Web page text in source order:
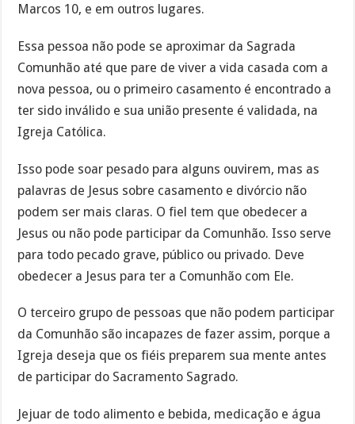
Marcos 10, e em outros lugares.
Essa pessoa não pode se aproximar da Sagrada
Comunhão até que pare de viver a vida casada com a
nova pessoa, ou o primeiro casamento é encontrado a
ter sido inválido e sua união presente é validada, na
Igreja Católica.
Isso pode soar pesado para alguns ouvirem, mas as
palavras de Jesus sobre casamento e divórcio não
podem ser mais claras. O fiel tem que obedecer a
Jesus ou não pode participar da Comunhão. Isso serve
para todo pecado grave, público ou privado. Deve
obedecer a Jesus para ter a Comunhão com Ele.
O terceiro grupo de pessoas que não podem participar
da Comunhão são incapazes de fazer assim, porque a
Igreja deseja que os fiéis preparem sua mente antes
de participar do Sacramento Sagrado.
Jejuar de todo alimento e bebida, medicação e água